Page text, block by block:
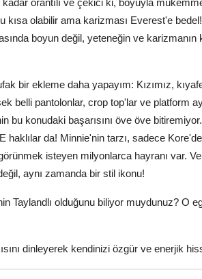
orantılı ve çekici ki, boyuyla
kısa olabilir ama karizması Everest'e
boyun değil, yeteneğin ve karizmanın
bir ekleme daha yapayım: Kızımız,
belli pantolonlar, crop top'lar ve platform
bu konudaki başarısını öve öve
haklılar da! Minnie'nin tarzı, sadece
isteyen milyonlarca hayranı var.
aynı zamanda bir stil ikonu!
Taylandlı olduğunu biliyor muydunuz? O
dinleyerek kendinizi özgür ve enerjik